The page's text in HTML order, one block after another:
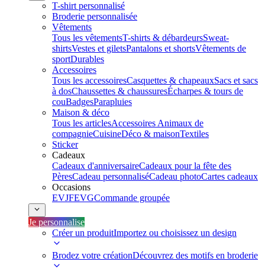
T-shirt personnalisé
Broderie personnalisée
Vêtements
Tous les vêtementsT-shirts & débardeursSweat-
shirtsVestes et giletsPantalons et shortsVêtements de
sportDurables
Accessoires
Tous les accessoiresCasquettes & chapeauxSacs et sacs
à dosChaussettes & chaussuresÉcharpes & tours de
couBadgesParapluies
Maison & déco
Tous les articlesAccessoires Animaux de
compagnieCuisineDéco & maisonTextiles
Sticker
Cadeaux
Cadeaux d'anniversaireCadeaux pour la fête des
PèresCadeau personnaliséCadeau photoCartes cadeaux
Occasions
EVJFEVGCommande groupée
Je personnalise
Créer un produitImportez ou choisissez un design
Brodez votre créationDécouvrez des motifs en broderie